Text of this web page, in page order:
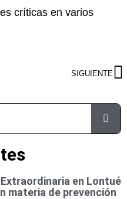
críticas en varios
SIGUIENTE
en Lontué
materia de prevención